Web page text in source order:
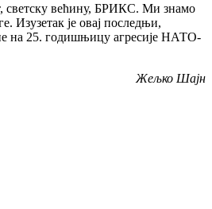
светску већину, БРИКС. Ми знамо
Изузетак је овај последњи,
на 25. годишњицу агресије НАТО-
Жељко Шајн